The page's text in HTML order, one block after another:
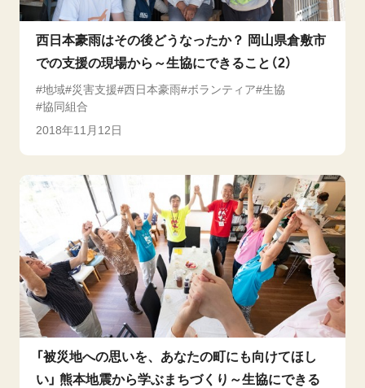
西日本豪雨はその後どうなったか？ 岡山県倉敷市
での支援の現場から～生協にできること（2）
地域 災害支援 西日本豪雨 ボランティア 生協
協同組合
2018年11月12日
「被災地への思いを、あなたの町にも向けてほし
い」 熊本地震から学ぶまちづくり～生協にできる